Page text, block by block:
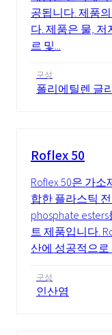
공됩니다. 제품
다. 제품은 물,
르 및...
구성
폴리에틸렌 글
Roflex 50
Roflex 50은 가
합한 플라스틱
phosphate
트 제품입니다.
산에 성공적으로
구성
인산염